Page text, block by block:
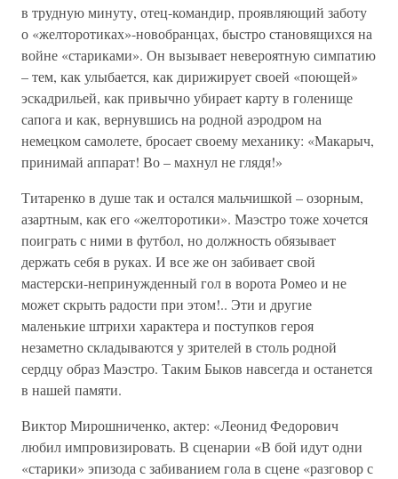
в трудную минуту, отец-командир, проявляющий заботу
о «желторотиках»-новобранцах, быстро становящихся на
войне «стариками». Он вызывает невероятную симпатию
– тем, как улыбается, как дирижирует своей «поющей»
эскадрильей, как привычно убирает карту в голенище
сапога и как, вернувшись на родной аэродром на
немецком самолете, бросает своему механику: «Макарыч,
принимай аппарат! Во – махнул не глядя!»
Титаренко в душе так и остался мальчишкой – озорным,
азартным, как его «желторотики». Маэстро тоже хочется
поиграть с ними в футбол, но должность обязывает
держать себя в руках. И все же он забивает свой
мастерски-непринужденный гол в ворота Ромео и не
может скрыть радости при этом!.. Эти и другие
маленькие штрихи характера и поступков героя
незаметно складываются у зрителей в столь родной
сердцу образ Маэстро. Таким Быков навсегда и останется
в нашей памяти.
Виктор Мирошниченко, актер: «Леонид Федорович
любил импровизировать. В сценарии «В бой идут одни
«старики» эпизода с забиванием гола в сцене «разговор с